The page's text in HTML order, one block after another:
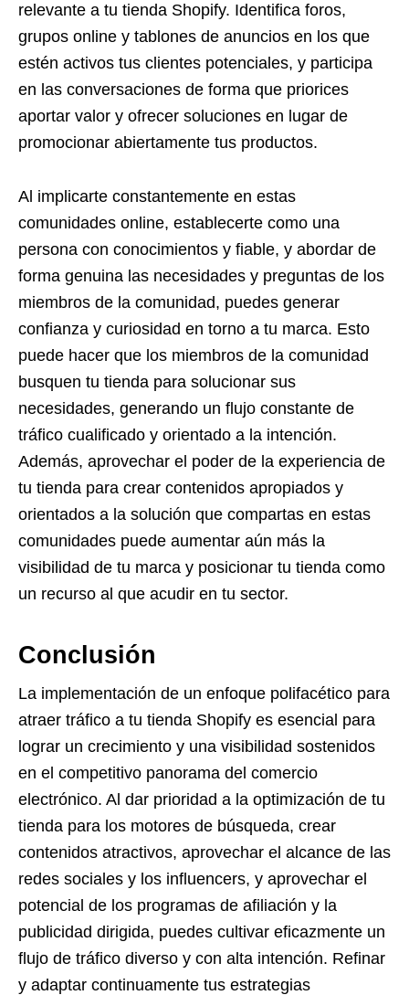
relevante a tu tienda Shopify. Identifica foros,
grupos online y tablones de anuncios en los que
estén activos tus clientes potenciales, y participa
en las conversaciones de forma que priorices
aportar valor y ofrecer soluciones en lugar de
promocionar abiertamente tus productos.
Al implicarte constantemente en estas
comunidades online, establecerte como una
persona con conocimientos y fiable, y abordar de
forma genuina las necesidades y preguntas de los
miembros de la comunidad, puedes generar
confianza y curiosidad en torno a tu marca. Esto
puede hacer que los miembros de la comunidad
busquen tu tienda para solucionar sus
necesidades, generando un flujo constante de
tráfico cualificado y orientado a la intención.
Además, aprovechar el poder de la experiencia de
tu tienda para crear contenidos apropiados y
orientados a la solución que compartas en estas
comunidades puede aumentar aún más la
visibilidad de tu marca y posicionar tu tienda como
un recurso al que acudir en tu sector.
Conclusión
La implementación de un enfoque polifacético para
atraer tráfico a tu tienda Shopify es esencial para
lograr un crecimiento y una visibilidad sostenidos
en el competitivo panorama del comercio
electrónico. Al dar prioridad a la optimización de tu
tienda para los motores de búsqueda, crear
contenidos atractivos, aprovechar el alcance de las
redes sociales y los influencers, y aprovechar el
potencial de los programas de afiliación y la
publicidad dirigida, puedes cultivar eficazmente un
flujo de tráfico diverso y con alta intención. Refinar
y adaptar continuamente tus estrategias